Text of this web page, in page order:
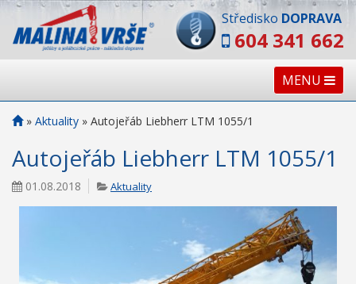
Středisko DOPRAVA
604 341 662
MENU
» Aktuality » Autojeřáb Liebherr LTM 1055/1
Autojeřáb Liebherr LTM 1055/1
01.08.2018 Aktuality